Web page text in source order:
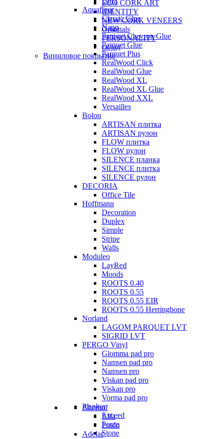
ECO CORK ART
IDENTITY
NEW CORK VENEERS
Originals
PERSONALITY
склад
Виниловое покрытие
Aquafloor
Classic Glue
Nano
Parquet Chevron Glue
Parquet Glue
Parquet Plus
RealWood Click
RealWood Glue
RealWood XL
RealWood XL Glue
RealWood XXL
Versailles
Bolon
ARTISAN плитка
ARTISAN рулон
FLOW плитка
FLOW рулон
SILENCE планка
SILENCE плитка
SILENCE рулон
DECORIA
Office Tile
Hoffmann
Decoration
Duplex
Simple
Stripe
Walls
Moduleo
LayRed
Moods
ROOTS 0.40
ROOTS 0.55
ROOTS 0.55 EIR
ROOTS 0.55 Herringbone
Norland
LAGOM PARQUET LVT
SIGRID LVT
PERGO Vinyl
Glomma pad pro
Namsen pad pro
Namsen pro
Viskan pad pro
Viskan pro
Vorma pad pro
Planker
Exceed
Force
Stone
Aberhof
Alfa
Prado
Adelar